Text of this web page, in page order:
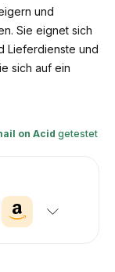
und
Sie eignet sich
Lieferdienste und
sich auf ein
on Acid getestet